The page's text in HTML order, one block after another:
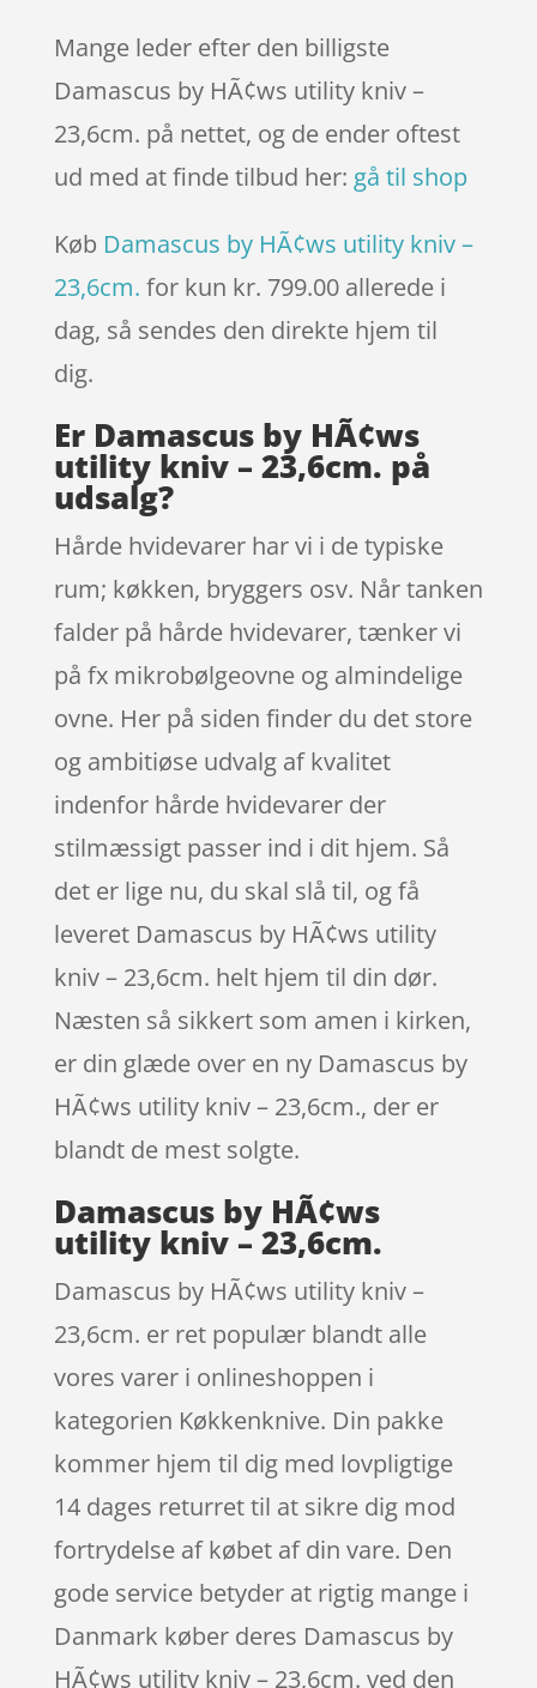
Mange leder efter den billigste
Damascus by HÃ¢ws utility kniv –
23,6cm. på nettet, og de ender oftest
ud med at finde tilbud her: gå til shop
Køb Damascus by HÃ¢ws utility kniv –
23,6cm. for kun kr. 799.00 allerede i
dag, så sendes den direkte hjem til
dig.
Er Damascus by HÃ¢ws
utility kniv – 23,6cm. på
udsalg?
Hårde hvidevarer har vi i de typiske
rum; køkken, bryggers osv. Når tanken
falder på hårde hvidevarer, tænker vi
på fx mikrobølgeovne og almindelige
ovne. Her på siden finder du det store
og ambitiøse udvalg af kvalitet
indenfor hårde hvidevarer der
stilmæssigt passer ind i dit hjem. Så
det er lige nu, du skal slå til, og få
leveret Damascus by HÃ¢ws utility
kniv – 23,6cm. helt hjem til din dør.
Næsten så sikkert som amen i kirken,
er din glæde over en ny Damascus by
HÃ¢ws utility kniv – 23,6cm., der er
blandt de mest solgte.
Damascus by HÃ¢ws
utility kniv – 23,6cm.
Damascus by HÃ¢ws utility kniv –
23,6cm. er ret populær blandt alle
vores varer i onlineshoppen i
kategorien Køkkenknive. Din pakke
kommer hjem til dig med lovpligtige
14 dages returret til at sikre dig mod
fortrydelse af købet af din vare. Den
gode service betyder at rigtig mange i
Danmark køber deres Damascus by
HÃ¢ws utility kniv – 23,6cm. ved den